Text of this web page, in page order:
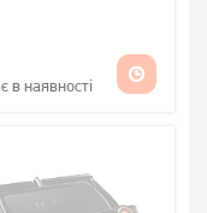
в наявності